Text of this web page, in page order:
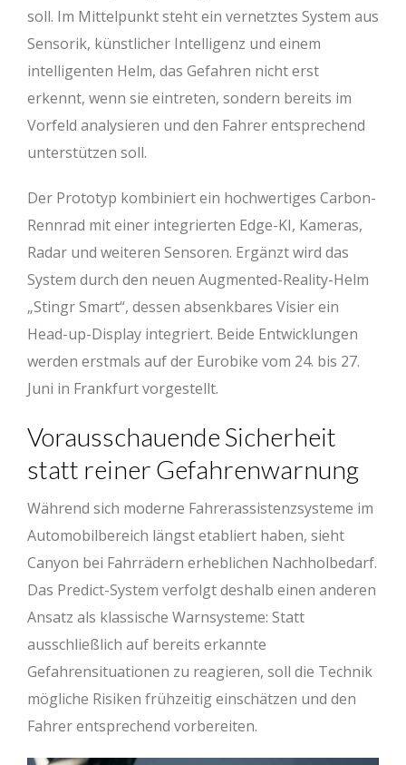
soll. Im Mittelpunkt steht ein vernetztes System aus
Sensorik, künstlicher Intelligenz und einem
intelligenten Helm, das Gefahren nicht erst
erkennt, wenn sie eintreten, sondern bereits im
Vorfeld analysieren und den Fahrer entsprechend
unterstützen soll.
Der Prototyp kombiniert ein hochwertiges Carbon-
Rennrad mit einer integrierten Edge-KI, Kameras,
Radar und weiteren Sensoren. Ergänzt wird das
System durch den neuen Augmented-Reality-Helm
„Stingr Smart“, dessen absenkbares Visier ein
Head-up-Display integriert. Beide Entwicklungen
werden erstmals auf der Eurobike vom 24. bis 27.
Juni in Frankfurt vorgestellt.
Vorausschauende Sicherheit
statt reiner Gefahrenwarnung
Während sich moderne Fahrerassistenzsysteme im
Automobilbereich längst etabliert haben, sieht
Canyon bei Fahrrädern erheblichen Nachholbedarf.
Das Predict-System verfolgt deshalb einen anderen
Ansatz als klassische Warnsysteme: Statt
ausschließlich auf bereits erkannte
Gefahrensituationen zu reagieren, soll die Technik
mögliche Risiken frühzeitig einschätzen und den
Fahrer entsprechend vorbereiten.